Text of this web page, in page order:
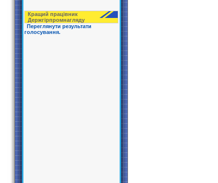
Кращий працівник
Держгірпрoмнагляду
Переглянути результати
голосування.